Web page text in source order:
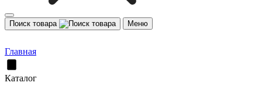
Поиск товара Меню
Главная
Каталог